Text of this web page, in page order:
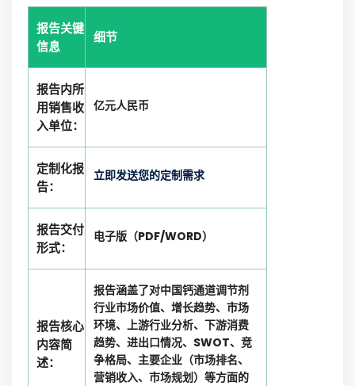
报告关键
信息
细节
报告内所
用销售收
入单位：
亿元人民币
定制化报
告：
立即发送您的定制需求
报告交付
形式：
电子版（PDF/WORD）
报告核心
内容简
述：
报告涵盖了对中国钙通道调节剂
行业市场价值、增长趋势、市场
环境、上游行业分析、下游消费
趋势、进出口情况、SWOT、竞
争格局、主要企业（市场排名、
营销收入、市场规划）等方面的